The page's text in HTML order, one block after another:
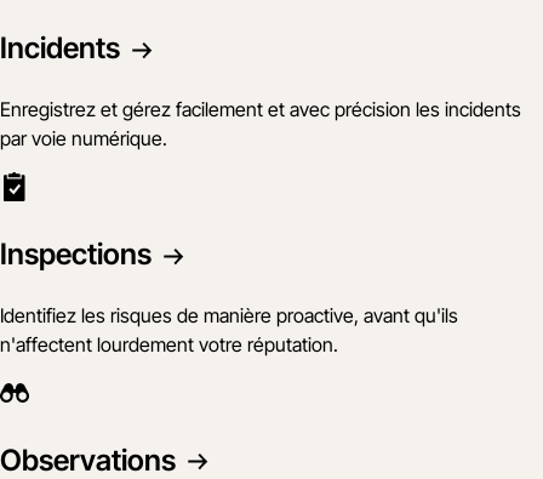
Incidents
Enregistrez et gérez facilement et avec précision les incidents
par voie numérique.
Inspections
Identifiez les risques de manière proactive, avant qu'ils
n'affectent lourdement votre réputation.
Observations